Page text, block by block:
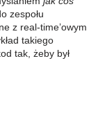
zespołu
z real-time’owym
takiego
tak, żeby był